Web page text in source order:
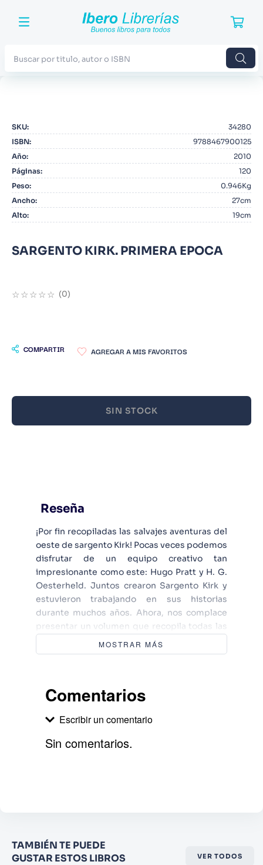
SKU:
34280
ISBN:
9788467900125
Año:
2010
Páginas:
120
Peso:
0.946Kg
Ancho:
27cm
Alto: 19cm
SARGENTO KIRK. PRIMERA EPOCA
☆☆☆☆☆ (0)
COMPARTIR
SIN STOCK
Reseña
¡Por fin recopiladas las salvajes aventuras del
oeste de sargento Kirk! Pocas veces podemos
disfrutar de un equipo creativo tan
impresionante como este: Hugo Pratt y H. G.
Oesterheld. Juntos crearon Sargento Kirk y
estuvieron trabajando en sus historias
durante muchos años. Ahora, nos complace
presentar un volumen que recopila todas las
tiras publicadas durante 1953 en la revista
Misterix. Acción, aventuras, indios,
MOSTRAR MÁS
Comentarios
Escribir un comentario
Califique el producto de 1 a 5
estrellas
Sin comentarios.
TAMBIÉN TE PUEDE
GUSTAR ESTOS LIBROS
VER TODOS
2. Blue Lock
3.
4. Odisea
5. Manga
6.
8. Noches Blancas
10. Infantil